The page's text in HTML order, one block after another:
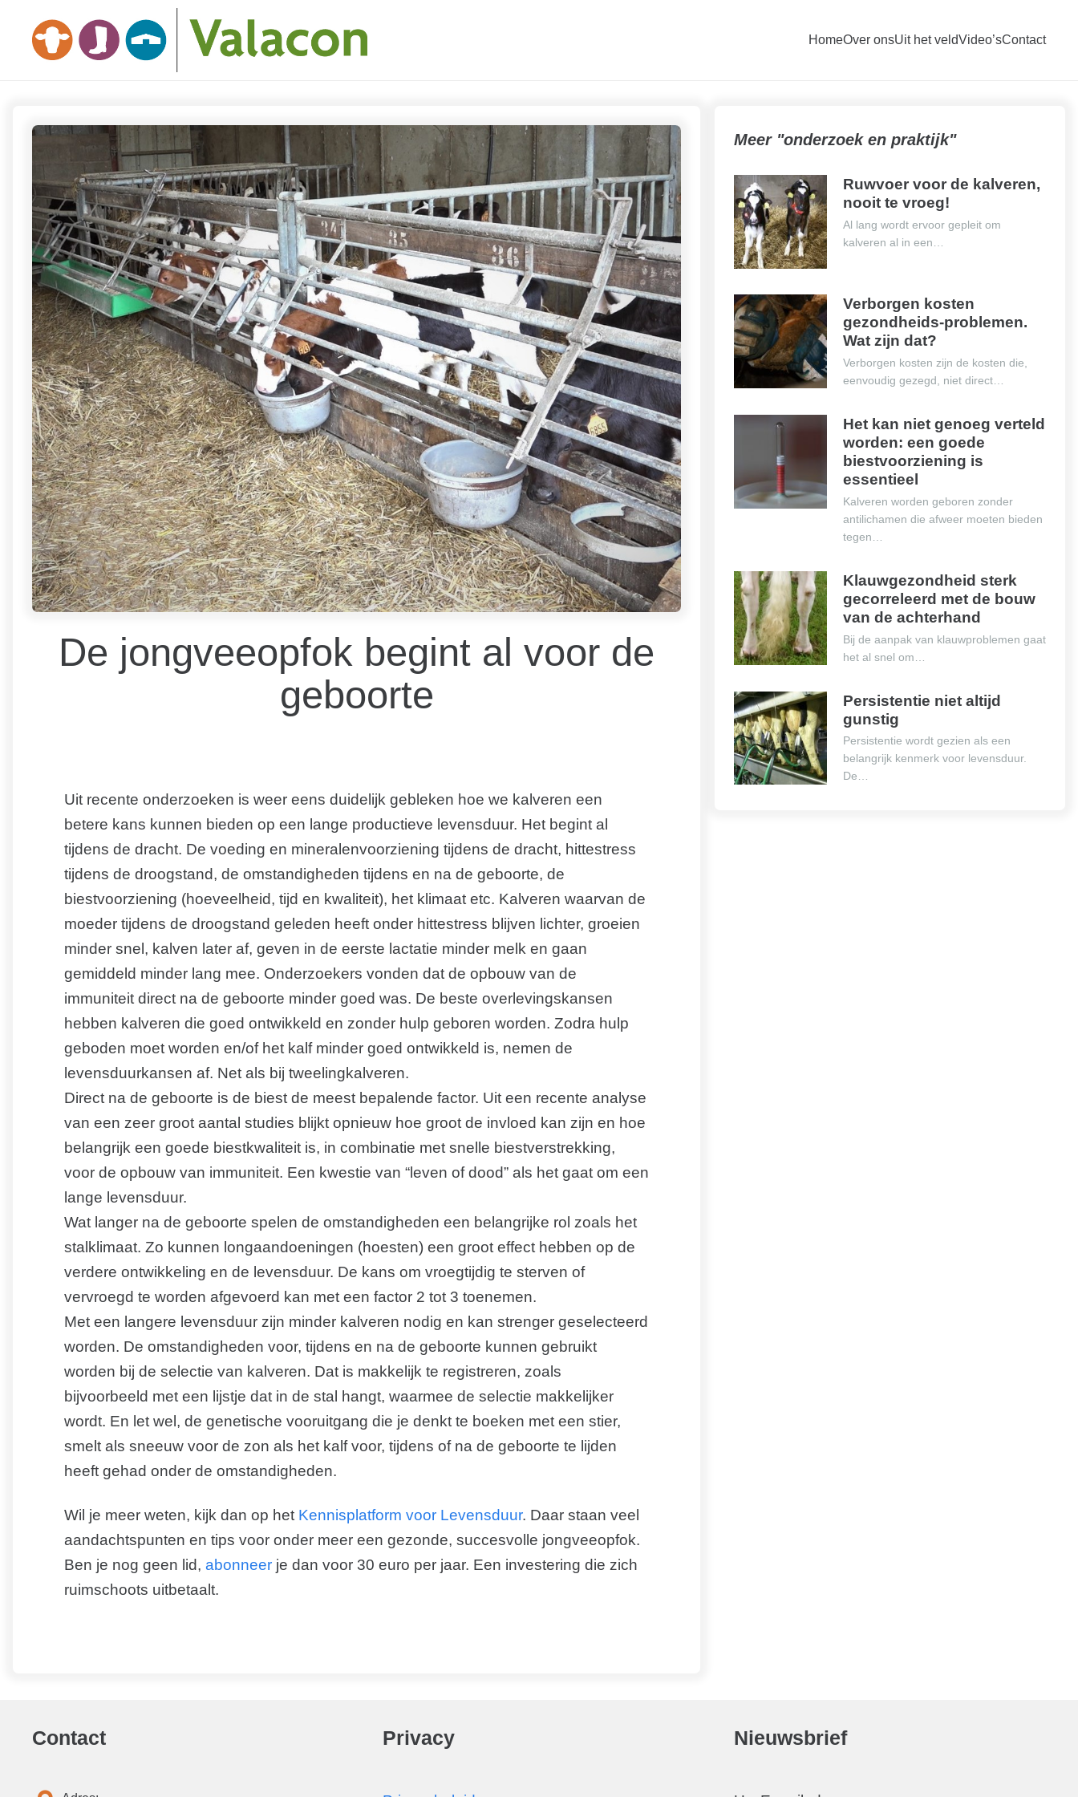
HomeOver onsUit het veldVideo’sContact
De jongveeopfok begint al voor de
geboorte
Uit recente onderzoeken is weer eens duidelijk gebleken hoe we kalveren een
betere kans kunnen bieden op een lange productieve levensduur. Het begint al
tijdens de dracht. De voeding en mineralenvoorziening tijdens de dracht, hittestress
tijdens de droogstand, de omstandigheden tijdens en na de geboorte, de
biestvoorziening (hoeveelheid, tijd en kwaliteit), het klimaat etc. Kalveren waarvan de
moeder tijdens de droogstand geleden heeft onder hittestress blijven lichter, groeien
minder snel, kalven later af, geven in de eerste lactatie minder melk en gaan
gemiddeld minder lang mee. Onderzoekers vonden dat de opbouw van de
immuniteit direct na de geboorte minder goed was. De beste overlevingskansen
hebben kalveren die goed ontwikkeld en zonder hulp geboren worden. Zodra hulp
geboden moet worden en/of het kalf minder goed ontwikkeld is, nemen de
levensduurkansen af. Net als bij tweelingkalveren.
Direct na de geboorte is de biest de meest bepalende factor. Uit een recente analyse
van een zeer groot aantal studies blijkt opnieuw hoe groot de invloed kan zijn en hoe
belangrijk een goede biestkwaliteit is, in combinatie met snelle biestverstrekking,
voor de opbouw van immuniteit. Een kwestie van “leven of dood” als het gaat om een
lange levensduur.
Wat langer na de geboorte spelen de omstandigheden een belangrijke rol zoals het
stalklimaat. Zo kunnen longaandoeningen (hoesten) een groot effect hebben op de
verdere ontwikkeling en de levensduur. De kans om vroegtijdig te sterven of
vervroegd te worden afgevoerd kan met een factor 2 tot 3 toenemen.
Met een langere levensduur zijn minder kalveren nodig en kan strenger geselecteerd
worden. De omstandigheden voor, tijdens en na de geboorte kunnen gebruikt
worden bij de selectie van kalveren. Dat is makkelijk te registreren, zoals
bijvoorbeeld met een lijstje dat in de stal hangt, waarmee de selectie makkelijker
wordt. En let wel, de genetische vooruitgang die je denkt te boeken met een stier,
smelt als sneeuw voor de zon als het kalf voor, tijdens of na de geboorte te lijden
heeft gehad onder de omstandigheden.
Wil je meer weten, kijk dan op het Kennisplatform voor Levensduur. Daar staan veel
aandachtspunten en tips voor onder meer een gezonde, succesvolle jongveeopfok.
Ben je nog geen lid, abonneer je dan voor 30 euro per jaar. Een investering die zich
ruimschoots uitbetaalt.
Meer "onderzoek en praktijk"
Ruwvoer voor de kalveren,
nooit te vroeg!
Al lang wordt ervoor gepleit om
kalveren al in een…
Verborgen kosten
gezondheids-problemen.
Wat zijn dat?
Verborgen kosten zijn de kosten die,
eenvoudig gezegd, niet direct…
Het kan niet genoeg verteld
worden: een goede
biestvoorziening is
essentieel
Kalveren worden geboren zonder
antilichamen die afweer moeten bieden
tegen…
Klauwgezondheid sterk
gecorreleerd met de bouw
van de achterhand
Bij de aanpak van klauwproblemen gaat
het al snel om…
Persistentie niet altijd
gunstig
Persistentie wordt gezien als een
belangrijk kenmerk voor levensduur.
De…
Contact Privacy Nieuwsbrief